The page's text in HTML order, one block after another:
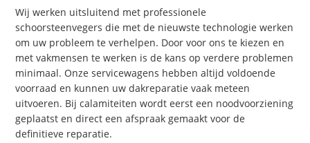
Wij werken uitsluitend met professionele
schoorsteenvegers die met de nieuwste technologie werken
om uw probleem te verhelpen. Door voor ons te kiezen en
met vakmensen te werken is de kans op verdere problemen
minimaal. Onze servicewagens hebben altijd voldoende
voorraad en kunnen uw dakreparatie vaak meteen
uitvoeren. Bij calamiteiten wordt eerst een noodvoorziening
geplaatst en direct een afspraak gemaakt voor de
definitieve reparatie.